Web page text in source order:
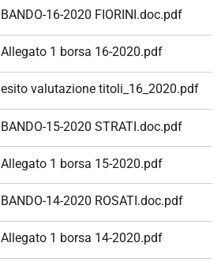
BANDO-16-2020 FIORINI.doc.pdf
Allegato 1 borsa 16-2020.pdf
esito valutazione titoli_16_2020.pdf
BANDO-15-2020 STRATI.doc.pdf
Allegato 1 borsa 15-2020.pdf
BANDO-14-2020 ROSATI.doc.pdf
Allegato 1 borsa 14-2020.pdf